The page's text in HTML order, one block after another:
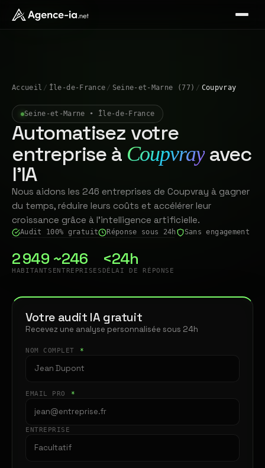
Accueil / Île-de-France / Seine-et-Marne (77) / Coupvray
Seine-et-Marne • Île-de-France
Automatisez votre
entreprise à Coupvray avec
l'IA
Nous aidons les 246 entreprises de Coupvray à gagner
du temps, réduire leurs coûts et accélérer leur
croissance grâce à l'intelligence artificielle.
Audit 100% gratuit Réponse sous 24h Sans engagement
2 949
HABITANTS
~246
ENTREPRISES
<24h
DÉLAI DE RÉPONSE
Votre audit IA gratuit
Recevez une analyse personnalisée sous 24h
NOM COMPLET *
EMAIL PRO *
ENTREPRISE